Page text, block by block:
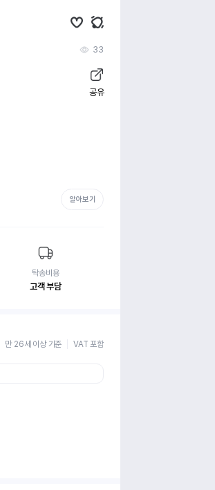
33
공유
알아보기
탁송비용
고객 부담
만 26세 이상 기준 VAT 포함